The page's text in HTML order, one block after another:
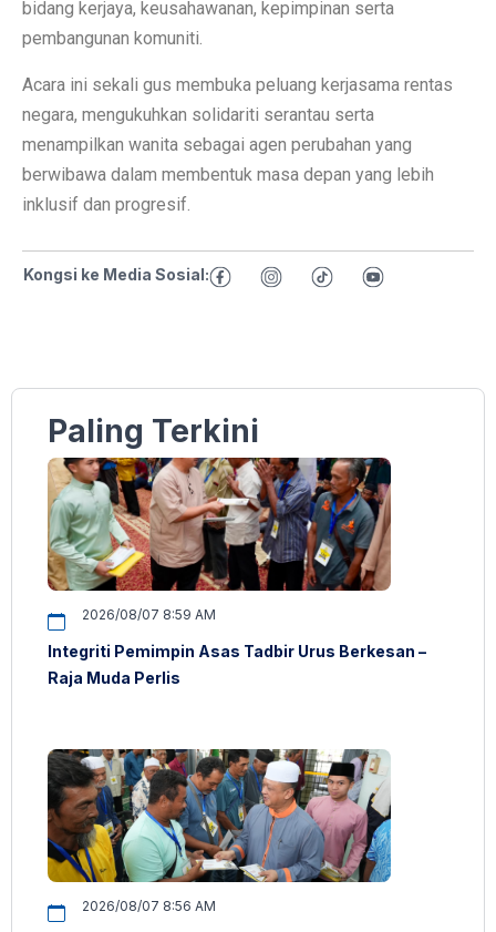
bidang kerjaya, keusahawanan, kepimpinan serta
pembangunan komuniti.
Acara ini sekali gus membuka peluang kerjasama rentas
negara, mengukuhkan solidariti serantau serta
menampilkan wanita sebagai agen perubahan yang
berwibawa dalam membentuk masa depan yang lebih
inklusif dan progresif.
Kongsi ke Media Sosial:
Paling Terkini
2026/08/07 8:59 AM
Integriti Pemimpin Asas Tadbir Urus Berkesan –
Raja Muda Perlis
2026/08/07 8:56 AM